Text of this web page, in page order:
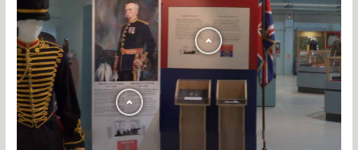
MGen TB Strange
EXPOSITION UBIQUE 150